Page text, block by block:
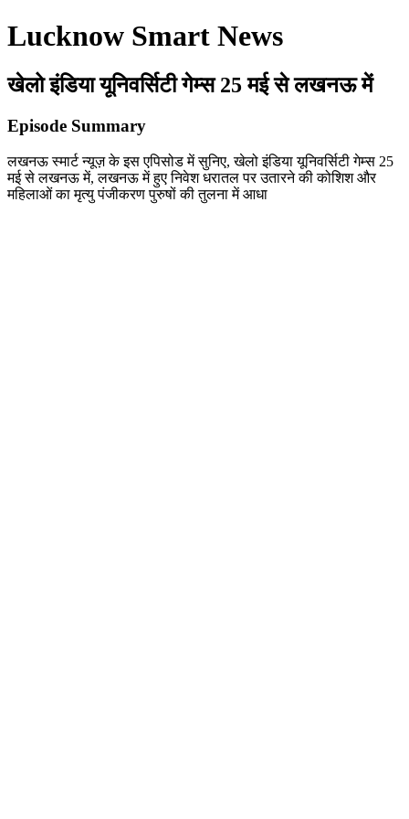
Lucknow Smart News
खेलो इंडिया यूनिवर्सिटी गेम्स 25 मई से लखनऊ में
Episode Summary
लखनऊ स्मार्ट न्यूज़ के इस एपिसोड में सुनिए, खेलो इंडिया यूनिवर्सिटी गेम्स 25
मई से लखनऊ में, लखनऊ में हुए निवेश धरातल पर उतारने की कोशिश और
महिलाओं का मृत्यु पंजीकरण पुरुषों की तुलना में आधा